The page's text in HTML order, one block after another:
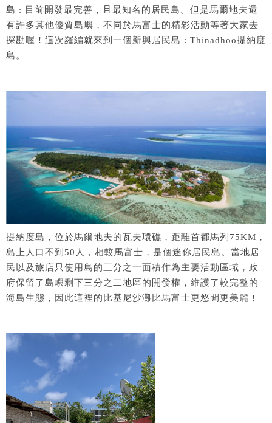
島 : 目前開發最完善，且最知名的居民島。但是馬爾地夫還
有許多其他優質島嶼，不同於馬富士的精彩活動等著大家去
探勘喔 ! 這次羅編就來到一個新興居民島 : Thinadhoo提納度
島。
提納度島，位於馬爾地夫的瓦夫環礁，距離首都馬列75KM，
島上人口不到50人，相較馬富士，是個迷你居民島。當地居
民以及旅店只使用島的三分之一面積作為主要活動區域，政
府保留了島嶼剩下三分之二地區的開發權，維護了較完整的
海島生態，因此這裡的比基尼沙灘比馬富士更悠閒更美麗 !